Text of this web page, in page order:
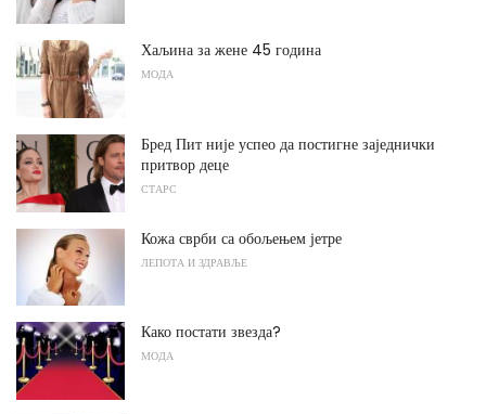
Хаљина за жене 45 година
МОДА
Бред Пит није успео да постигне заједнички
притвор деце
СТАРС
Кожа сврби са обољењем јетре
ЛЕПОТА И ЗДРАВЉЕ
Како постати звезда?
МОДА